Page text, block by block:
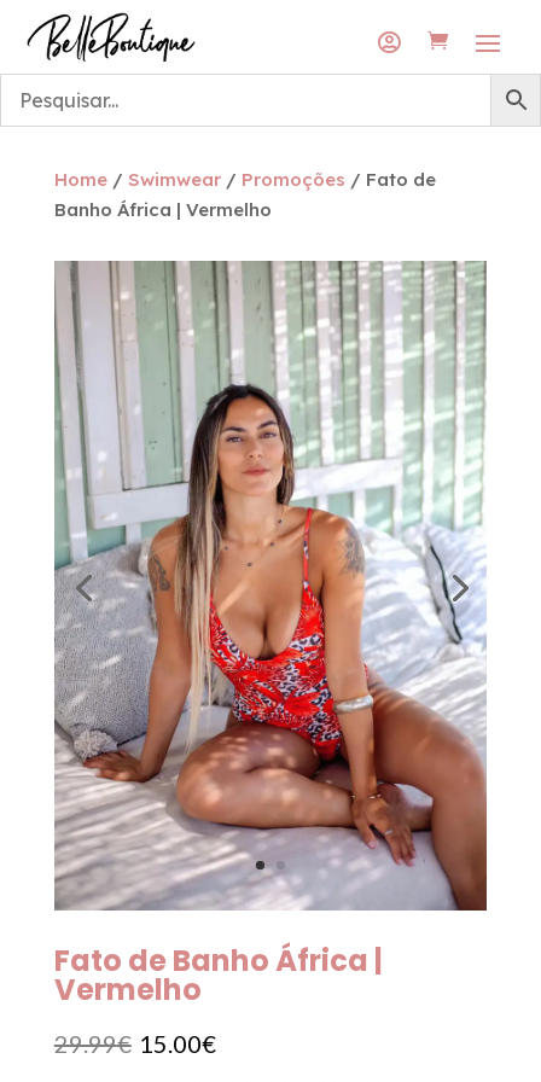

Home/ Swimwear/ Promoções / Fato de
Banho África | Vermelho
Fato de Banho África |
Vermelho
29.99€ O
15.00€O